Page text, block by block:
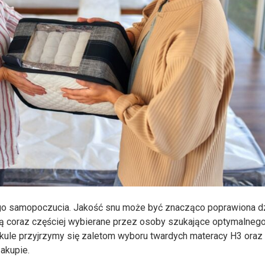
samopoczucia. Jakość snu może być znacząco poprawiona
coraz częściej wybierane przez osoby szukające
przyjrzymy się zaletom wyboru twardych materacy H3 oraz